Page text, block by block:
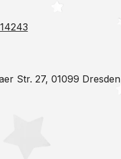
Str. 27, 01099 Dresden